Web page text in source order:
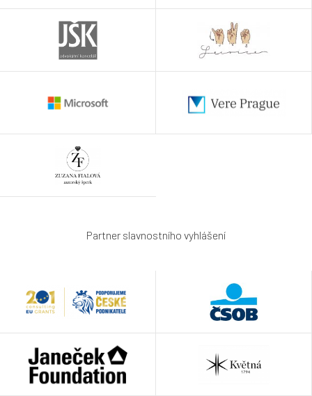
Partner slavnostního vyhlášení